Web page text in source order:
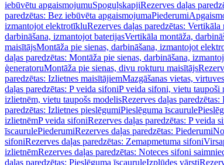
iebūvētu apgaismojumuSpoguļskapjiRezerves daļas
paredzētas: Bez iebūvēta apgaismojumaPiederumi
izmantojot elektrotīkluRezerves daļas paredzētas:
darbināšana, izmantojot baterijasVertikāla montāža,
maisītājsMontāža pie sienas, darbināšana, izmantojot
daļas paredzētas: Montāža pie sienas, darbināšana,
ģeneratoruMontāža pie sienas, divu rokturu maisītājs
paredzētas: Izlietnes maisītājiemMazgāšanas vietas,
daļas paredzētas: P veida sifoniP veida sifoni, vietu taupoši
izlietnēm, vietu taupošs modelisRezerves daļas
paredzētas: Izlietnes pieslēgumiPieslēguma īscaurule
izlietnēmP veida sifoniRezerves daļas paredzētas: P veida
īscaurulePiederumiRezerves daļas paredzētas: Piederumi
sifoniRezerves daļas paredzētas: Zemapmetuma sifoni
izlietnēmRezerves daļas paredzētas: Noteces sifoni
daļas paredzētas: Pieslēguma īscauruleIzplūdes vārsti